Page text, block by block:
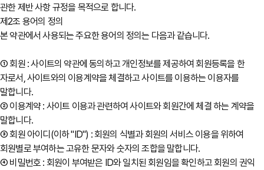
관한 제반 사항 규정을 목적으로 합니다.
제2조 용어의 정의
본 약관에서 사용되는 주요한 용어의 정의는 다음과 같습니다.
① 회원 : 사이트의 약관에 동의하고 개인정보를 제공하여 회원등록을 한
자로서, 사이트와의 이용계약을 체결하고 사이트를 이용하는 이용자를
말합니다.
② 이용계약 : 사이트 이용과 관련하여 사이트와 회원간에 체결 하는 계약을
말합니다.
③ 회원 아이디(이하 "ID") : 회원의 식별과 회원의 서비스 이용을 위하여
회원별로 부여하는 고유한 문자와 숫자의 조합을 말합니다.
④ 비밀번호 : 회원이 부여받은 ID와 일치된 회원임을 확인하고 회원의 권익